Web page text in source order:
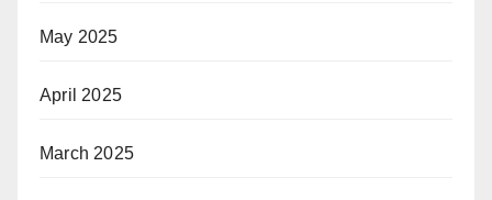
May 2025
April 2025
March 2025